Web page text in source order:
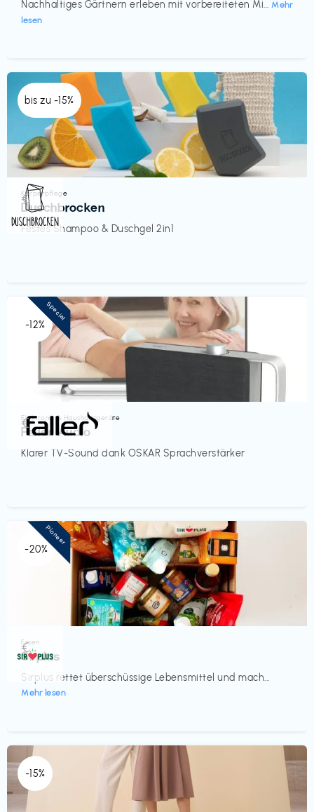
Nachhaltiges Gärtnern erleben mit vorbereiteten Mi... Mehr
lesen
bis zu -15%
Körperpflege
Duschbrocken
Festes Shampoo & Duschgel 2in1
€‎
-12%
Elektronik & Haushaltsgeräte
Faller Audio
Klarer TV-Sound dank OSKAR Sprachverstärker
€‎
Special
-20%
Essen
Sirplus
Sirplus rettet überschüssige Lebensmittel und mach...
Mehr lesen
€‎
Pioneer
-15%